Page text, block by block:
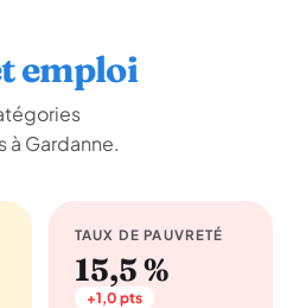
emploi
Gardanne.
TAUX DE PAUVRETÉ
15,5 %
+1,0 pts